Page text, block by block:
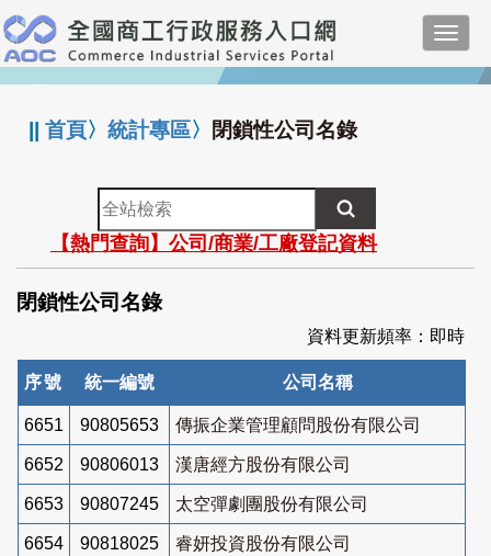
跳
到
主
要
:::
||首頁〉統計專區〉 閉鎖性公司名錄
全
站
檢
索
【熱門查詢】公司/商業/工廠登記資料
閉鎖性公司名錄
資料更新頻率：即時
序號 統一編號 公司名稱
6651 90805653 傳振企業管理顧問股份有限公司
6652 90806013 漢唐經方股份有限公司
6653 90807245 太空彈劇團股份有限公司
6654 90818025 睿妍投資股份有限公司